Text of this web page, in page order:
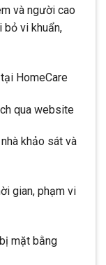
và người cao
bỏ vi khuẩn,
HomeCare
qua website
khảo sát và
gian, phạm vi
mặt bằng